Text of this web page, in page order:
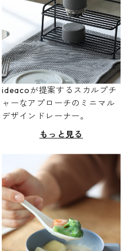
ideacoが提案するスカルプチ
ャーなアプローチのミニマル
デザインドレーナー。
もっと見る